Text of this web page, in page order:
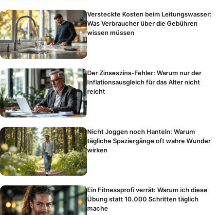
Versteckte Kosten beim Leitungswasser:
Was Verbraucher über die Gebühren
wissen müssen
Der Zinseszins-Fehler: Warum nur der
Inflationsausgleich für das Alter nicht
reicht
Nicht Joggen noch Hanteln: Warum
tägliche Spaziergänge oft wahre Wunder
wirken
Ein Fitnessprofi verrät: Warum ich diese
Übung statt 10.000 Schritten täglich
mache